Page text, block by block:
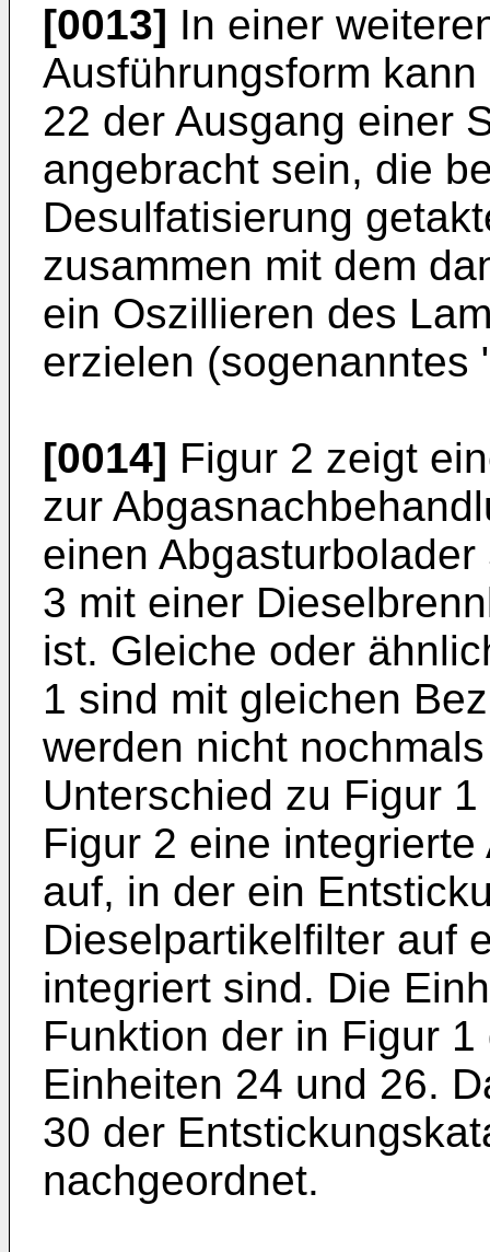
[0013] In einer
Ausführungsform
22 der Ausgang einer
angebracht sein, die
Desulfatisierung
zusammen mit dem
ein Oszillieren des
erzielen (sogenanntes
[0014] Figur 2 zeigt
zur
einen
3 mit einer
ist. Gleiche oder
1 sind mit gleichen
werden nicht
Unterschied zu Figur
Figur 2 eine
auf, in der ein
Dieselpartikelfilter auf
integriert sind. Die
Funktion der in Figur
Einheiten 24 und 26.
30 der
nachgeordnet.